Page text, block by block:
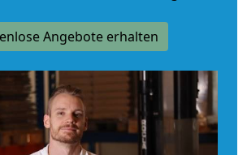
Angebote erhalten